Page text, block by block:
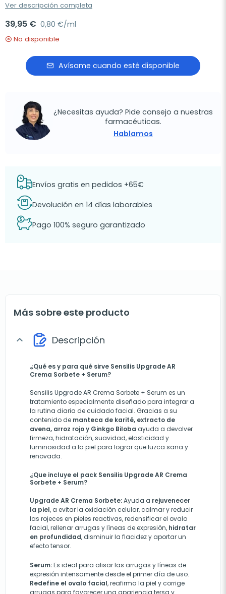
Ver descripción completa
39,95 € 0,80 €/ml
No disponible
Avísame cuando esté disponible
¿Necesitas ayuda? Pide consejo a nuestras
farmacéuticas.
Hablamos
Envíos gratis en pedidos +65€
Devolución en 14 días laborables
Pago 100% seguro garantizado
Más sobre este producto
expand_more Descripción
¿Qué es y para qué sirve Sensilis Upgrade AR
Crema Sorbete + Serum?
Sensilis Upgrade AR Crema Sorbete + Serum es un
tratamiento especialmente diseñado para integrar a
la rutina diaria de cuidado facial. Gracias a su
contenido de manteca de karité, extracto de
avena, arroz rojo y Ginkgo Biloba ayuda a devolver
firmeza, hidratación, suavidad, elasticidad y
luminosidad a la piel para lograr que luzca sana y
renovada.
¿Que incluye el pack Sensilis Upgrade AR Crema
Sorbete + Serum?
Upgrade AR Crema Sorbete:Ayuda a rejuvenecer
la piel, a evitar la oxidación celular, calmar y reducir
las rojeces en pieles reactivas, redensificar el ovalo
facial, rellenar arrugas y líneas de expresión, hidratar
en profundidad, disminuir la flacidez y aportar un
efecto tensor.
Serum:Es ideal para alisar las arrugas y líneas de
expresión intensamente desde el primer día de uso.
Redefine el ovalo facial, reafirma la piel y corrige